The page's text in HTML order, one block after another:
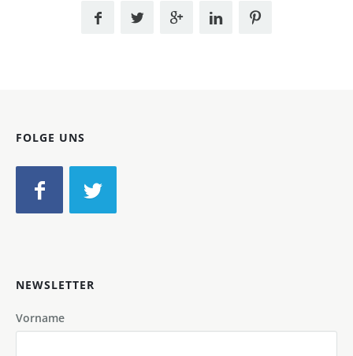
FOLGE UNS
NEWSLETTER
Vorname